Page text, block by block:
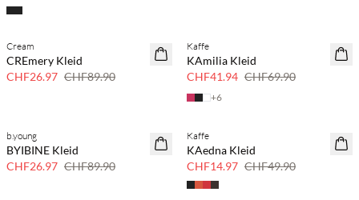
70 % Rabatt
Nur noch wenige
Cream
CREmery Kleid
CHF26.97 CHF89.90
40 % Rabatt
Kaffe
KAmilia Kleid
CHF41.94 CHF69.90
+6
70 % Rabatt
b.young
BYIBINE Kleid
CHF26.97 CHF89.90
70 % Rabatt
Kaffe
KAedna Kleid
CHF14.97 CHF49.90